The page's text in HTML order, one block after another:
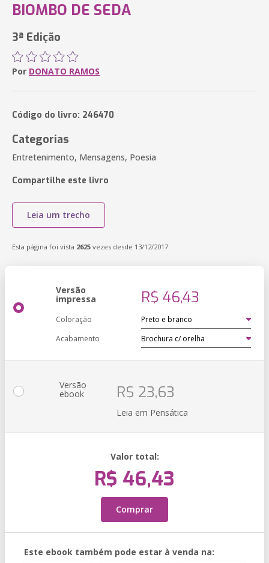
BIOMBO DE SEDA
3ª Edição
Por DONATO RAMOS
Código do livro: 246470
Categorias
Entretenimento, Mensagens, Poesia
Compartilhe este livro
Leia um trecho
Esta página foi vista 2625 vezes desde 13/12/2017
Versão
impressa R$ 46,43
Coloração
Acabamento
Versão
ebook R$ 23,63
Leia em Pensática
Valor total:
R$ 46,43
Comprar
Este ebook também pode estar à venda na: